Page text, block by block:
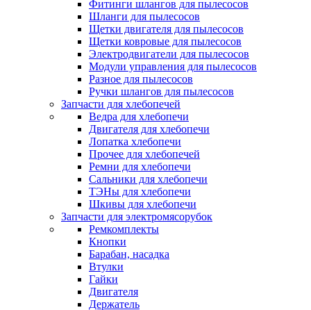
Фитинги шлангов для пылесосов
Шланги для пылесосов
Щетки двигателя для пылесосов
Щетки ковровые для пылесосов
Электродвигатели для пылесосов
Модули управления для пылесосов
Разное для пылесосов
Ручки шлангов для пылесосов
Запчасти для хлебопечей
Ведра для хлебопечи
Двигателя для хлебопечи
Лопатка хлебопечи
Прочее для хлебопечей
Ремни для хлебопечи
Сальники для хлебопечи
ТЭНы для хлебопечи
Шкивы для хлебопечи
Запчасти для электромясорубок
Ремкомплекты
Кнопки
Барабан, насадка
Втулки
Гайки
Двигателя
Держатель